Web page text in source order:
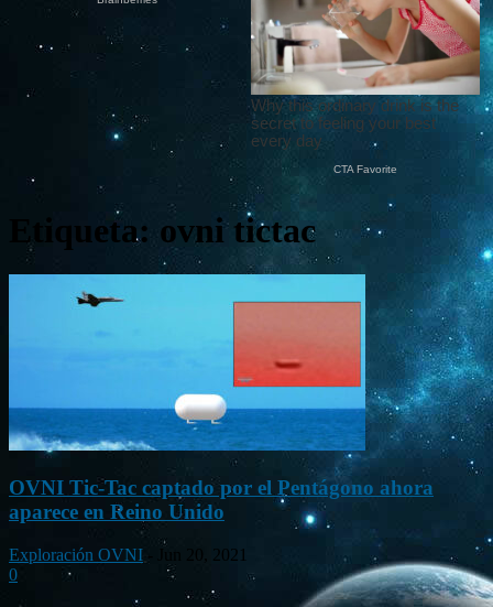
Etiqueta: ovni tictac
OVNI Tic-Tac captado por el Pentágono ahora
aparece en Reino Unido
Exploración OVNI
Jun 20, 2021
0